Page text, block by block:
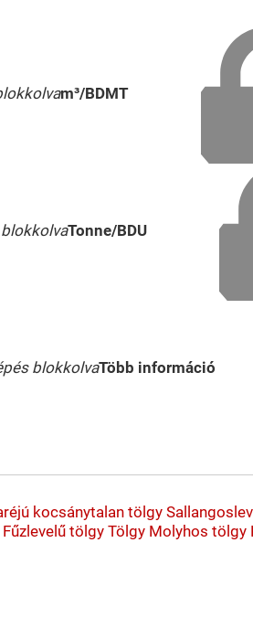
m³/BDMT
Tonne/BDU
blokkolvaTöbb információ
kocsánytalan tölgy
Fűzlevelű tölgy Tölgy Molyhos tölgy